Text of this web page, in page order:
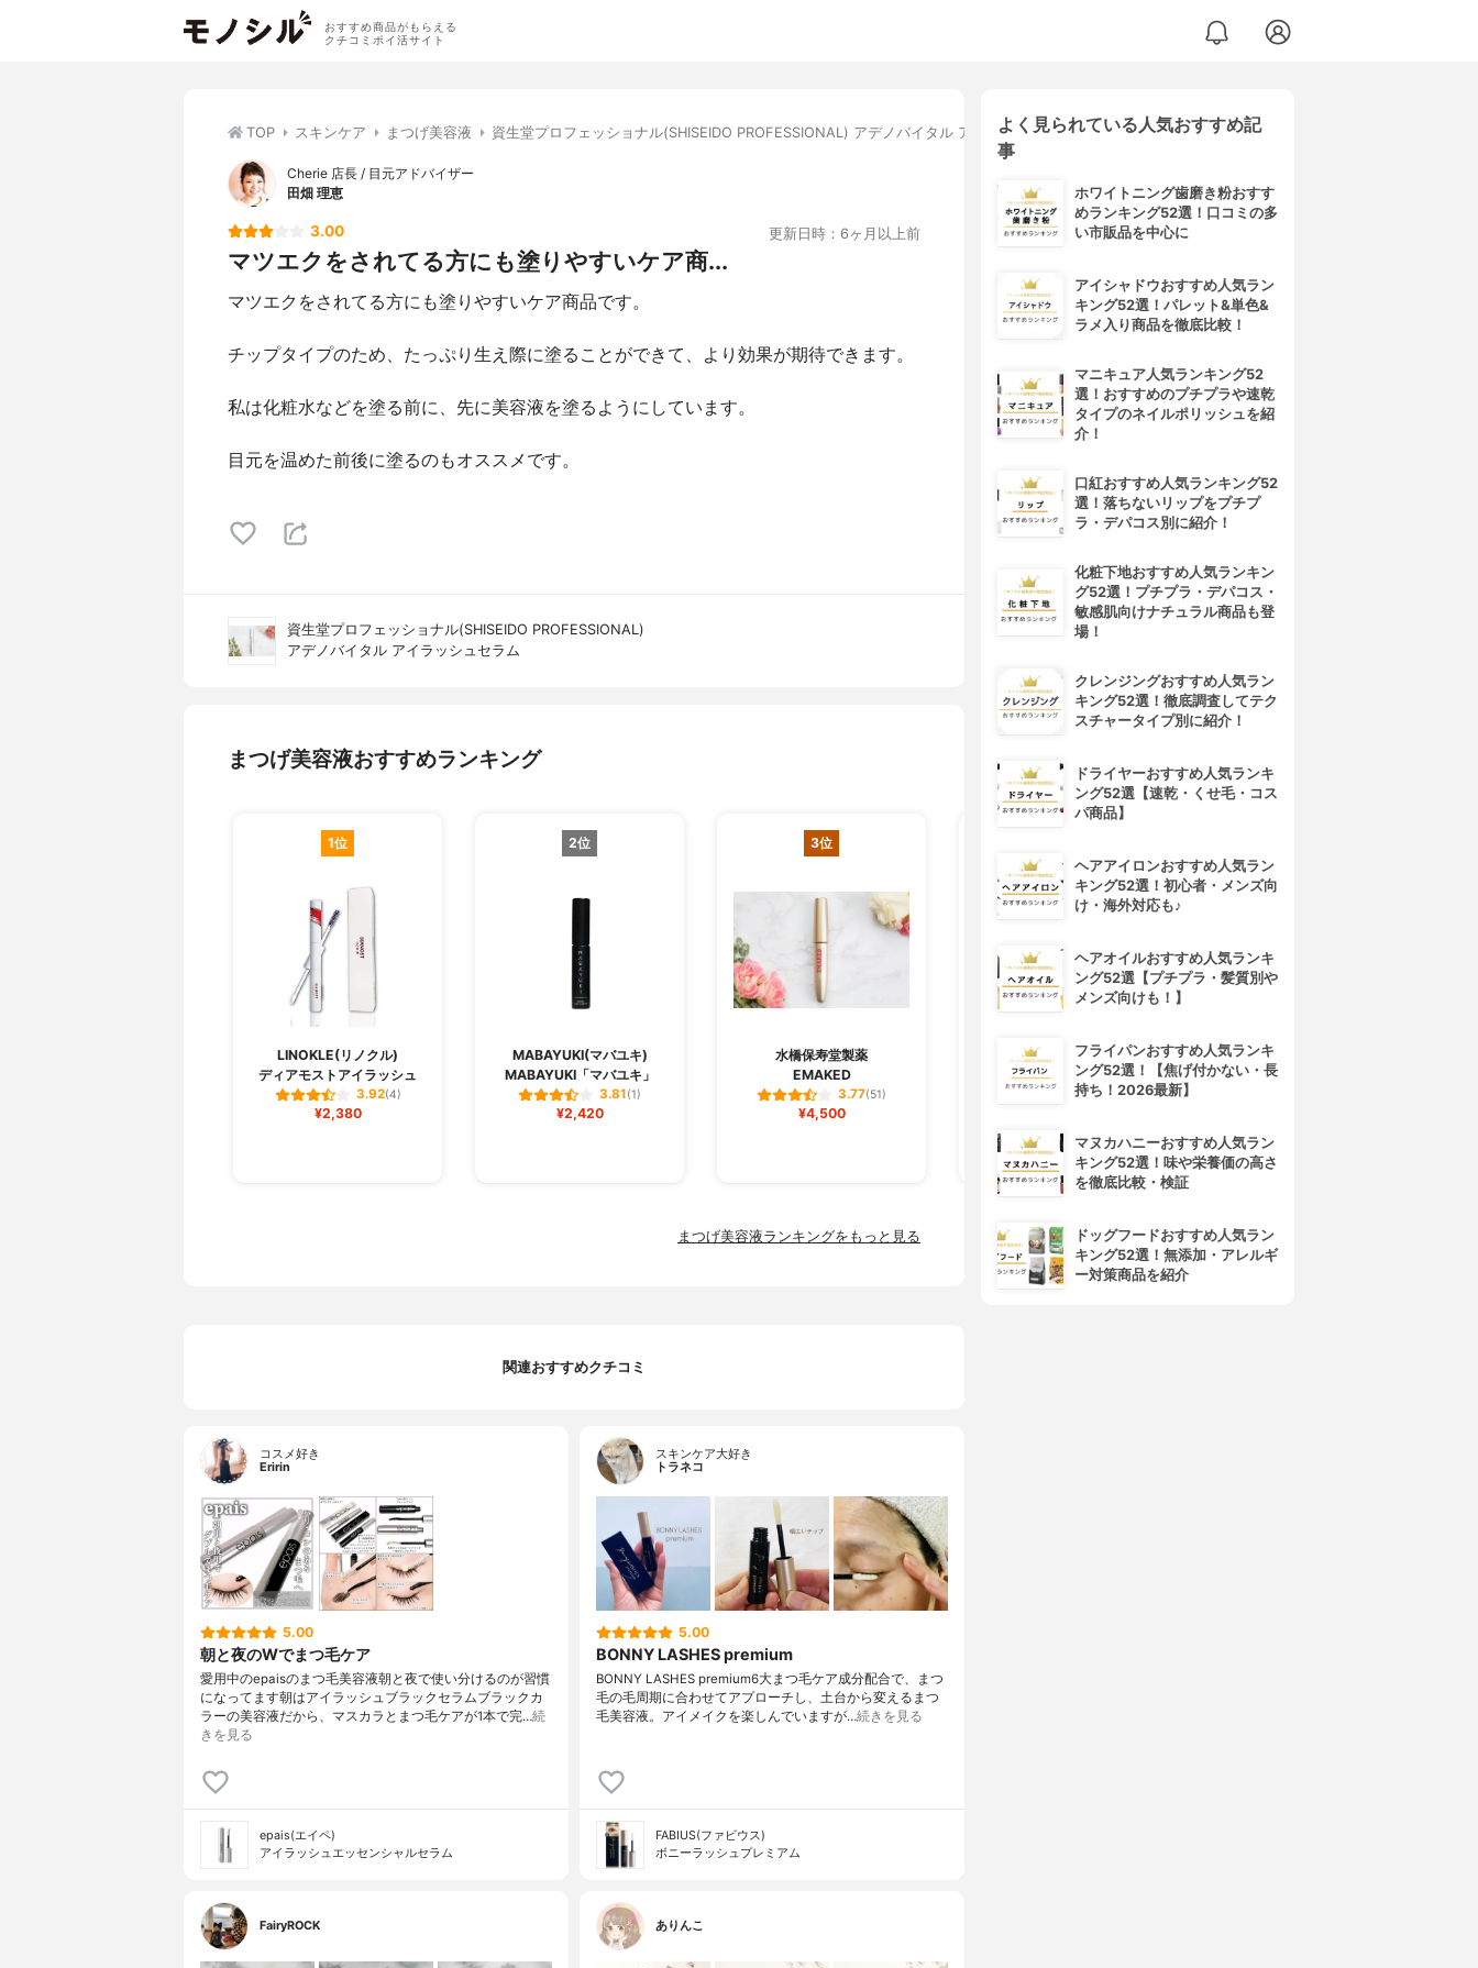
おすすめ商品がもらえる
クチコミポイ活サイト
TOP スキンケア まつげ美容液 資生堂プロフェッショナル(SHISEIDO PROFESSIONAL) アデノバイタル アイラッシュセラム
Cherie 店長 / 目元アドバイザー
田畑 理恵
3.00 更新日時：6ヶ月以上前
マツエクをされてる方にも塗りやすいケア商...
マツエクをされてる方にも塗りやすいケア商品です。
チップタイプのため、たっぷり生え際に塗ることができて、より効果が期待できます。
私は化粧水などを塗る前に、先に美容液を塗るようにしています。
目元を温めた前後に塗るのもオススメです。
資生堂プロフェッショナル(SHISEIDO PROFESSIONAL)
アデノバイタル アイラッシュセラム
まつげ美容液おすすめランキング
1位
LINOKLE(リノクル)
ディアモストアイラッシュ
3.92(4)
¥2,380
2位
MABAYUKI(マバユキ)
MABAYUKI「マバユキ」
3.81(1)
¥2,420
3位
水橋保寿堂製薬
EMAKED
3.77(51)
¥4,500
MAJOLICA MAJORCA(マジ
ョリカ マジョルカ)
ラッシュジェリードロップ EX
¥780
SCALP D BEAUTÉ(スカルプD
まつげ美容液ランキングをもっと見る
関連おすすめクチコミ
コスメ好き
Eririn
5.00
朝と夜のWでまつ毛ケア
愛用中のepaisのまつ毛美容液朝と夜で使い分けるのが習慣
になってます朝はアイラッシュブラックセラムブラックカ
ラーの美容液だから、マスカラとまつ毛ケアが1本で完…続
きを見る
epais(エイペ)
アイラッシュエッセンシャルセラム
スキンケア大好き
トラネコ
5.00
BONNY LASHES premium
BONNY LASHES premium6大まつ毛ケア成分配合で、まつ
毛の毛周期に合わせてアプローチし、土台から変えるまつ
毛美容液。アイメイクを楽しんでいますが…続きを見る
FABIUS(ファビウス)
ボニーラッシュプレミアム
FairyROCK ありんこ
よく見られている人気おすすめ記
事
ホワイトニング歯磨き粉おすす
めランキング52選！口コミの多
い市販品を中心に
アイシャドウおすすめ人気ラン
キング52選！パレット&単色&
ラメ入り商品を徹底比較！
マニキュア人気ランキング52
選！おすすめのプチプラや速乾
タイプのネイルポリッシュを紹
介！
口紅おすすめ人気ランキング52
選！落ちないリップをプチプ
ラ・デパコス別に紹介！
化粧下地おすすめ人気ランキン
グ52選！プチプラ・デパコス・
敏感肌向けナチュラル商品も登
場！
クレンジングおすすめ人気ラン
キング52選！徹底調査してテク
スチャータイプ別に紹介！
ドライヤーおすすめ人気ランキ
ング52選【速乾・くせ毛・コス
パ商品】
ヘアアイロンおすすめ人気ラン
キング52選！初心者・メンズ向
け・海外対応も♪
ヘアオイルおすすめ人気ランキ
ング52選【プチプラ・髪質別や
メンズ向けも！】
フライパンおすすめ人気ランキ
ング52選！【焦げ付かない・長
持ち！2026最新】
マヌカハニーおすすめ人気ラン
キング52選！味や栄養価の高さ
を徹底比較・検証
ドッグフードおすすめ人気ラン
キング52選！無添加・アレルギ
ー対策商品を紹介